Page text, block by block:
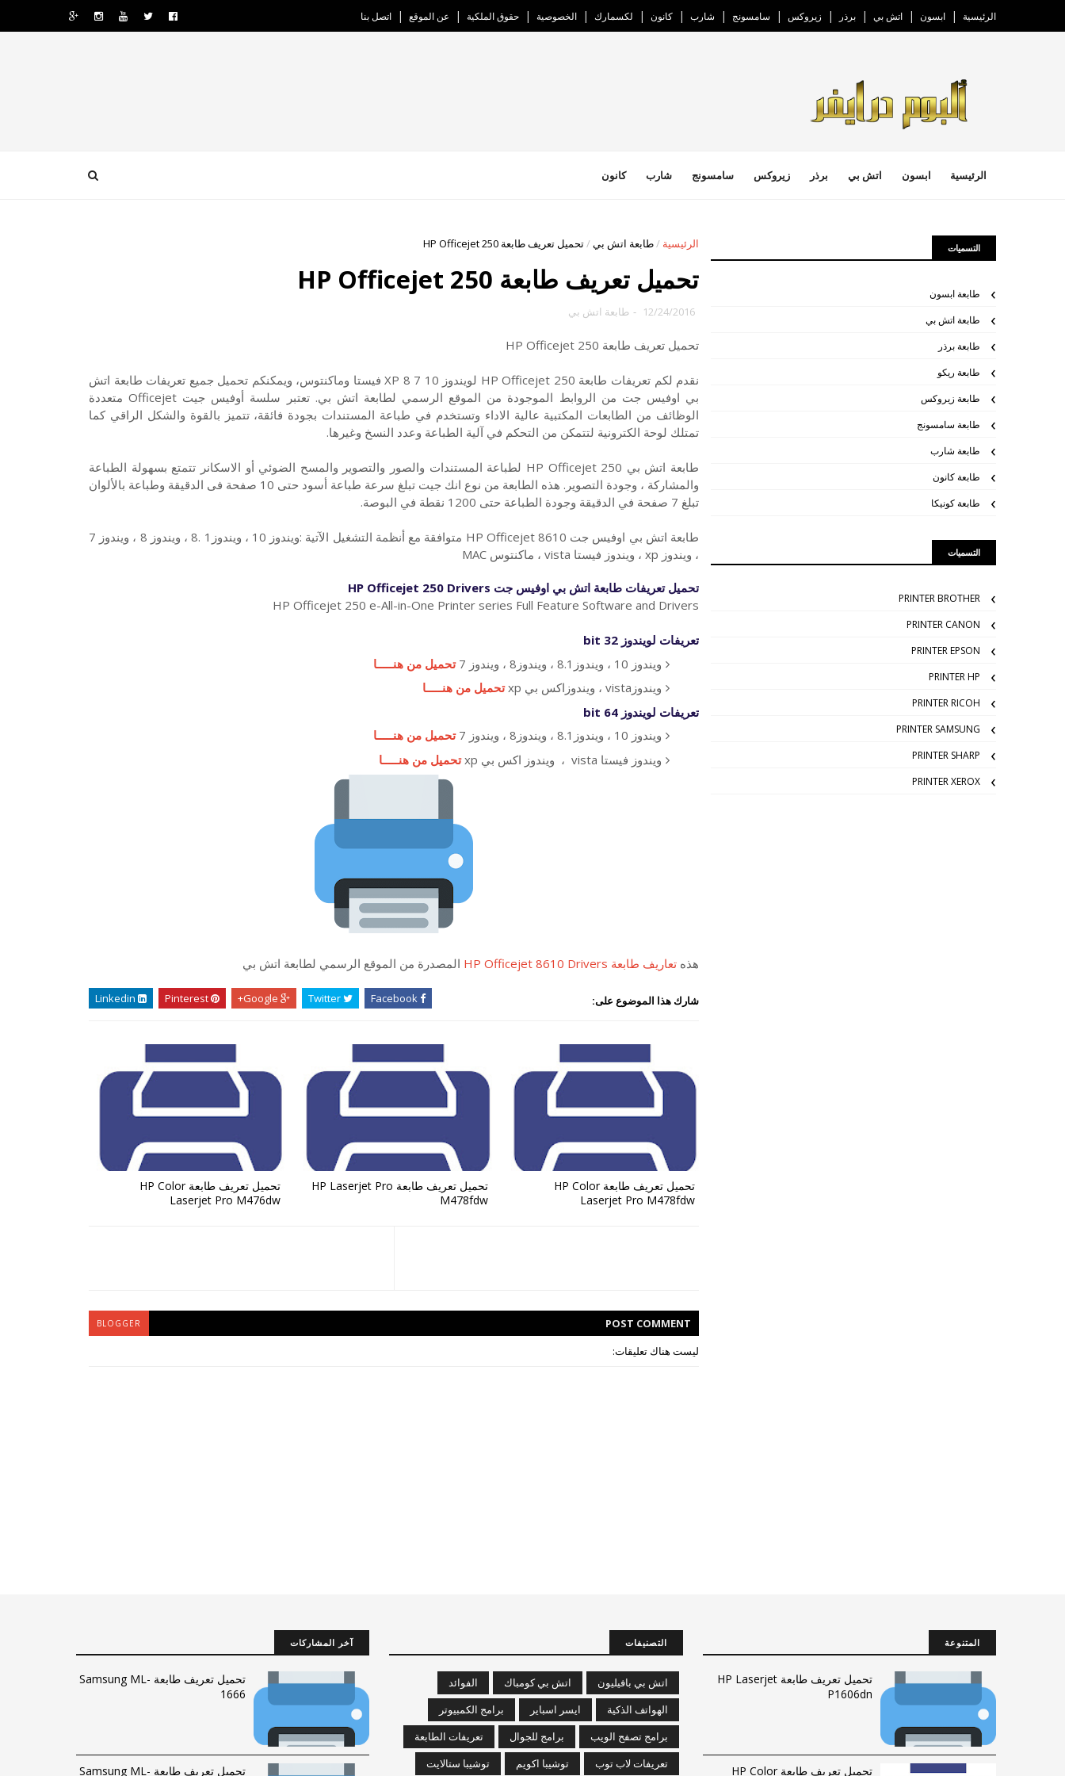
الرئيسية ابسون اتش بي برذر زيروكس سامسونج شارب كانون لكسمارك الخصوصية حقوق الملكية عن الموقع اتصل بنا
الرئيسية ابسون اتش بي برذر زيروكس سامسونج شارب كانون
الرئيسية /طابعة اتش بي/تحميل تعريف طابعة HP Officejet 250
تحميل تعريف طابعة HP Officejet 250
12/24/2016
- طابعة اتش بي
تحميل تعريف طابعة HP Officejet 250
نقدم لكم تعريفات طابعة HP Officejet 250 لويندوز 10 7 8 XP فيستا وماكنتوس، ويمكنكم تحميل جميع تعريفات طابعة اتش
بي اوفيس جت من الروابط الموجودة من الموقع الرسمي لطابعة اتش بي. تعتبر سلسة أوفيس جيت Officejet متعددة
الوظائف من الطابعات المكتبية عالية الاداء وتستخدم في طباعة المستندات بجودة فائقة، تتميز بالقوة والشكل الراقي كما
تمتلك لوحة الكترونية لتتمكن من التحكم في آلية الطباعة وعدد النسخ وغيرها.
طابعة اتش بي HP Officejet 250 لطباعة المستندات والصور والتصوير والمسح الضوئي أو الاسكانر تتمتع بسهولة الطباعة
والمشاركة ، وجودة التصوير. هذه الطابعة من نوع انك جيت تبلغ سرعة طباعة أسود حتى 10 صفحة فى الدقيقة وطباعة بالألوان
تبلغ 7 صفحة في الدقيقة وجودة الطباعة حتى 1200 نقطة في البوصة.
طابعة اتش بي اوفيس جت HP Officejet 8610 متوافقة مع أنظمة التشغيل الآتية :ويندوز 10 ، ويندوز1 .8 ، ويندوز 8 ، ويندوز 7
، ويندوز xp ، ويندوز فيستا vista ، ماكنتوس MAC
تحميل تعريفات طابعة اتش بي اوفيس جت HP Officejet 250 Drivers
HP Officejet 250 e-All-in-One Printer series Full Feature Software and Drivers
تعريفات لويندوز 32 bit
ويندوز 10 ، ويندوز8.1 ، ويندوز8 ، ويندوز 7
تحميل من هنـــــا
ويندوزvista ، ويندوزاكس بي xp
تحميل من هنـــــا
تعريفات لويندوز 64 bit
ويندوز 10 ، ويندوز8.1 ، ويندوز8 ، ويندوز 7
تحميل من هنـــــا
ويندوز فيستا vista ، ويندوز اكس بي xp
تحميل من هنـــــا
هذه تعاريف طابعة HP Officejet 8610 Drivers المصدرة من الموقع الرسمي لطابعة اتش بي
شارك هذا الموضوع على:
تحميل تعريف طابعة HP Color
Laserjet Pro M478fdw
تحميل تعريف طابعة HP Laserjet Pro
M478fdw
تحميل تعريف طابعة HP Color
Laserjet Pro M476dw
POST COMMENT
BLOGGER
ليست هناك تعليقات:
التسميات
طابعة ابسون
طابعة اتش بي
طابعة برذر
طابعة ريكو
طابعة زيروكس
طابعة سامسونج
طابعة شارب
طابعة كانون
طابعة كونيكا
التسميات
PRINTER BROTHER
PRINTER CANON
PRINTER EPSON
PRINTER HP
PRINTER RICOH
PRINTER SAMSUNG
PRINTER SHARP
PRINTER XEROX
المتنوعة
تحميل تعريف طابعة HP Laserjet
P1606dn
تحميل تعريف طابعة HP Color
التصنيفات
اتش بي بافيليون اتش بي كومباك
الفوائد
الهواتف الذكية
ايسر اسباير
برامج الكمبيوتر
برامج تصفح الويب
برامج للجوال
تعريفات الطابعة
تعريفات لاب توب
توشيبا اكويم
توشيبا ستالايت
آخر المشاركات
تحميل تعريف طابعة Samsung ML-
1666
تحميل تعريف طابعة Samsung ML-